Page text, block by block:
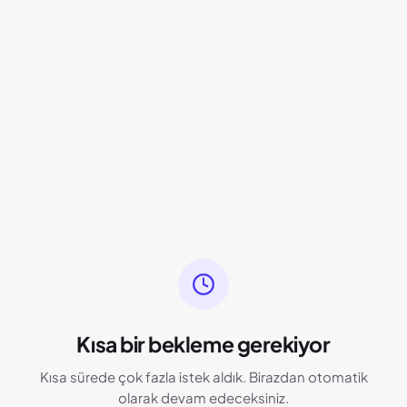
Kısa bir bekleme gerekiyor
Kısa sürede çok fazla istek aldık. Birazdan otomatik
olarak devam edeceksiniz.